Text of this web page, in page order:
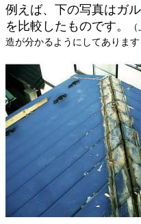
例えば、下の写真はガ
を比較したものです。
造が分かるようにしてあります